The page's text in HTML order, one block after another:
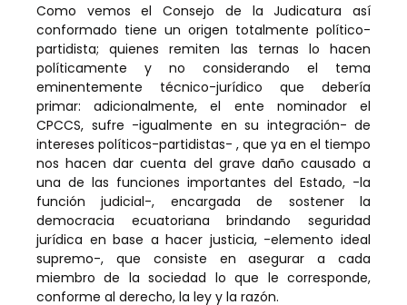
Como vemos el Consejo de la Judicatura así
conformado tiene un origen totalmente político-
partidista; quienes remiten las ternas lo hacen
políticamente y no considerando el tema
eminentemente técnico-jurídico que debería
primar: adicionalmente, el ente nominador el
CPCCS, sufre -igualmente en su integración- de
intereses políticos-partidistas- , que ya en el tiempo
nos hacen dar cuenta del grave daño causado a
una de las funciones importantes del Estado, -la
función judicial-, encargada de sostener la
democracia ecuatoriana brindando seguridad
jurídica en base a hacer justicia, -elemento ideal
supremo-, que consiste en asegurar a cada
miembro de la sociedad lo que le corresponde,
conforme al derecho, la ley y la razón.